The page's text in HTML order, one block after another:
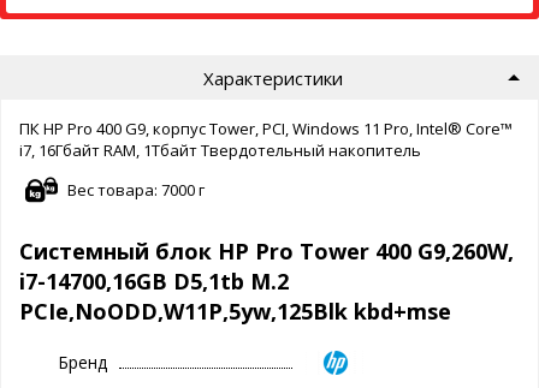
Характеристики
ПК HP Pro 400 G9, корпус Tower, PCI, Windows 11 Pro, Intel® Core™
i7, 16Гбайт RAM, 1Тбайт Твердотельный накопитель
Вес товара: 7000 г
Системный блок HP Pro Tower 400 G9,260W,
i7-14700,16GB D5,1tb M.2
PCIe,NoODD,W11P,5yw,125Blk kbd+mse
Бренд